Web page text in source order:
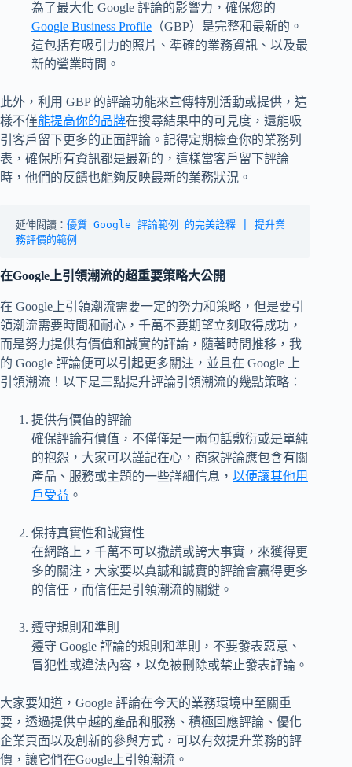
為了最大化 Google 評論的影響力，確保您的
Google Business Profile （GBP）是完整和最新的。
這包括有吸引力的照片、準確的業務資訊、以及最
新的營業時間。
此外，利用 GBP 的評論功能來宣傳特別活動或提供，這
樣不僅能提高你的品牌在搜尋結果中的可見度，還能吸
引客戶留下更多的正面評論。記得定期檢查你的業務列
表，確保所有資訊都是最新的，這樣當客戶留下評論
時，他們的反饋也能夠反映最新的業務狀況。
延伸閱讀： 優質 Google 評論範例 的完美詮釋 | 提升業
務評價的範例
在Google上引領潮流的超重要策略大公開
在 Google上引領潮流需要一定的努力和策略，但是要引
領潮流需要時間和耐心，千萬不要期望立刻取得成功，
而是努力提供有價值和誠實的評論，隨著時間推移，我
的 Google 評論便可以引起更多關注，並且在 Google 上
引領潮流！以下是三點提升評論引領潮流的幾點策略：
提供有價值的評論
確保評論有價值，不僅僅是一兩句話敷衍或是單純
的抱怨，大家可以謹記在心，商家評論應包含有關
產品、服務或主題的一些詳細信息， 以便讓其他用
戶受益 。
保持真實性和誠實性
在網路上，千萬不可以撒謊或誇大事實，來獲得更
多的關注，大家要以真誠和誠實的評論會贏得更多
的信任，而信任是引領潮流的關鍵。
遵守規則和準則
遵守 Google 評論的規則和準則，不要發表惡意、
冒犯性或違法內容，以免被刪除或禁止發表評論。
大家要知道，Google 評論在今天的業務環境中至關重
要，透過提供卓越的產品和服務、積極回應評論、優化
企業頁面以及創新的參與方式，可以有效提升業務的評
價，讓它們在Google上引領潮流。